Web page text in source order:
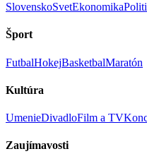
SlovenskoSvetEkonomika
Šport
FutbalHokejBasketbalMaratón
Kultúra
UmenieDivadloFilm a TV
Zaujímavosti